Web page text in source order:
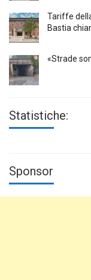
Tariffe
Bastia
«Strade
Statistiche:
Sponsor